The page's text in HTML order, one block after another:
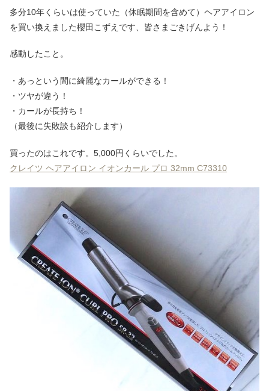
多分10年くらいは使っていた（休眠期間を含めて）ヘアアイロン
を買い換えました櫻田こずえです、皆さまごきげんよう！
感動したこと。
・あっという間に綺麗なカールができる！
・ツヤが違う！
・カールが長持ち！
（最後に失敗談も紹介します）
買ったのはこれです。5,000円くらいでした。
クレイツ ヘアアイロン イオンカール プロ 32mm C73310